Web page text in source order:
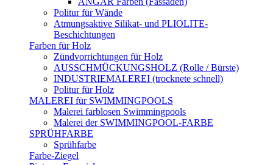
Politur für Wände
Atmungsaktive Silikat- und PLIOLITE-
Beschichtungen
Farben für Holz
Zündvorrichtungen für Holz
AUSSCHMÜCKUNGSHOLZ (Rolle / Bürste)
INDUSTRIEMALEREI (trocknete schnell)
Politur für Holz
MALEREI für SWIMMINGPOOLS
Malerei farblosen Swimmingpools
Malerei der SWIMMINGPOOL-FARBE
SPRÜHFARBE
Sprühfarbe
Farbe-Ziegel